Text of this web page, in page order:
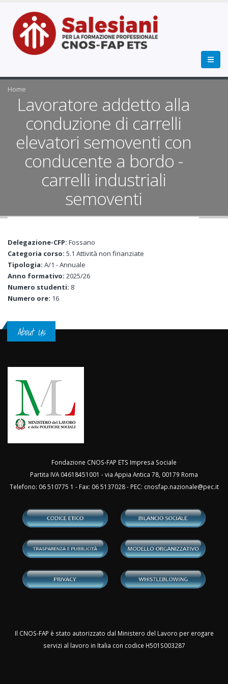
Home
Lavoratore addetto alla
conduzione di carrelli
elevatori semoventi con
conducente a bordo -
carrelli industriali
semoventi
Delegazione-CFP: Fossano
Categoria corso: 5.1 Attività non finanziate
Tipologia: A/1 - Annuale
Anno formativo: 2025/26
Numero studenti: 8
Numero ore: 16
About Us
Fondazione CNOS-FAP ETS Impresa Sociale
Partita IVA 04618451001 - via Appia Antica 78, 00179 Roma
Telefono: 06 510775 1 - Fax: 06 5137028 - PEC: cnosfap.nazionale@pec.it
Il CNOS-FAP è stato autorizzato dal Ministero del Lavoro per erogare
servizi al lavoro in Italia con codice H501S003287